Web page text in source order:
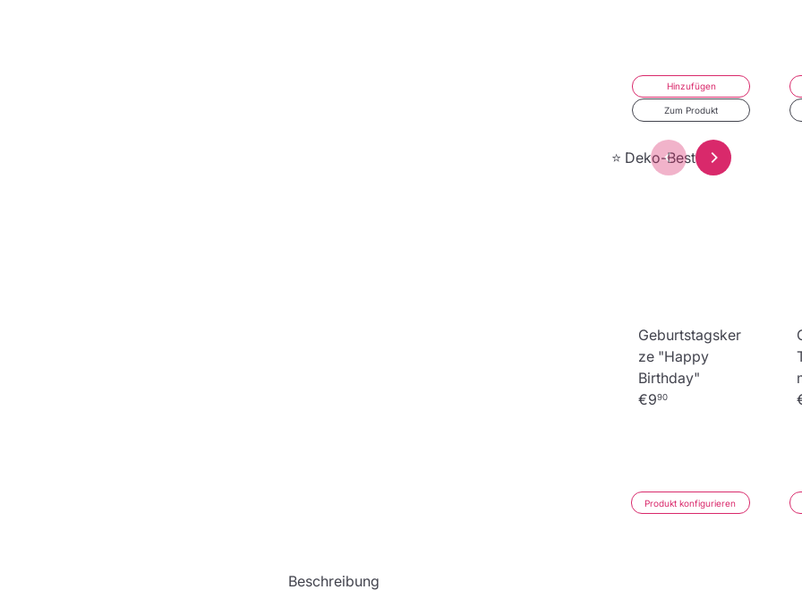
Hinzufügen
Zum Produkt
⭐ Deko-Bestseller
Geburtstagsker
ze "Happy
Birthday"
€990
Produkt konfigurieren
Beschreibung